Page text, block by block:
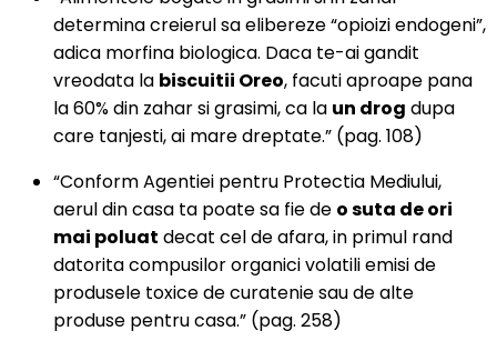
determina creierul sa elibereze “opioizi endogeni”,
adica morfina biologica. Daca te-ai gandit
vreodata la biscuitii Oreo, facuti aproape pana
la 60% din zahar si grasimi, ca la un drog dupa
care tanjesti, ai mare dreptate.” (pag. 108)
“Conform Agentiei pentru Protectia Mediului,
aerul din casa ta poate sa fie de o suta de ori
mai poluat decat cel de afara, in primul rand
datorita compusilor organici volatili emisi de
produsele toxice de curatenie sau de alte
produse pentru casa.” (pag. 258)